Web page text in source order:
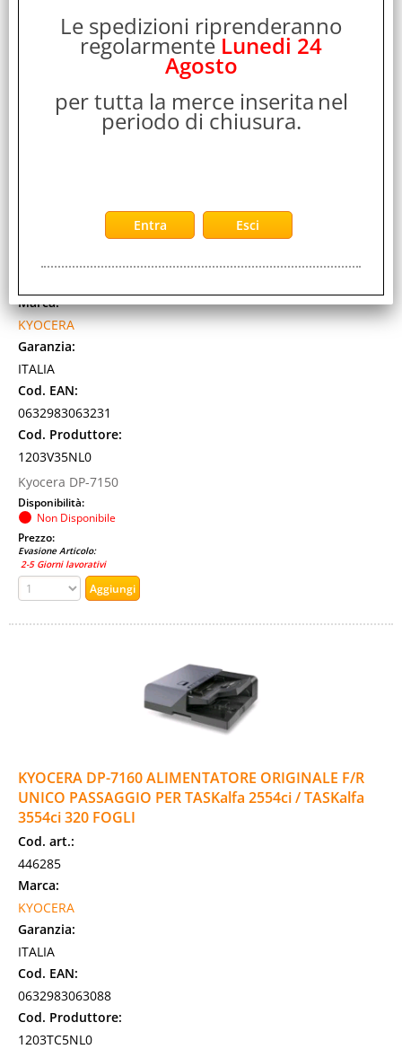
CON RICIRCOLO 140 FOGLI PER TASKALFA 2554ci /
TASKALFA 3554ci
Marca:
KYOCERA
Garanzia:
ITALIA
Cod. EAN:
0632983063231
Cod. Produttore:
1203V35NL0
Kyocera DP-7150
Disponibilità:
Non Disponibile
Prezzo:
Evasione Articolo:
2-5 Giorni lavorativi
KYOCERA DP-7160 ALIMENTATORE ORIGINALE F/R
UNICO PASSAGGIO PER TASKalfa 2554ci / TASKalfa
3554ci 320 FOGLI
Cod. art.:
446285
Marca:
KYOCERA
Garanzia:
ITALIA
Cod. EAN:
0632983063088
Cod. Produttore:
1203TC5NL0
Le spedizioni riprenderanno
regolarmente Lunedi 24
Agosto
per tutta la merce inserita nel
periodo di chiusura.